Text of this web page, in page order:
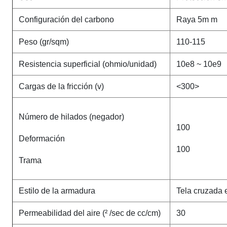
Configuración del carbono Raya 5m m
Peso (gr/sqm) 110-115
Resistencia superficial (ohmio/unidad) 10e8 ~ 10e9
Cargas de la fricción (v) <300>
Número de hilados (negador)
Deformación
Trama
100
100
Estilo de la armadura Tela cruzada
Permeabilidad del aire (² /sec de cc/cm) 30